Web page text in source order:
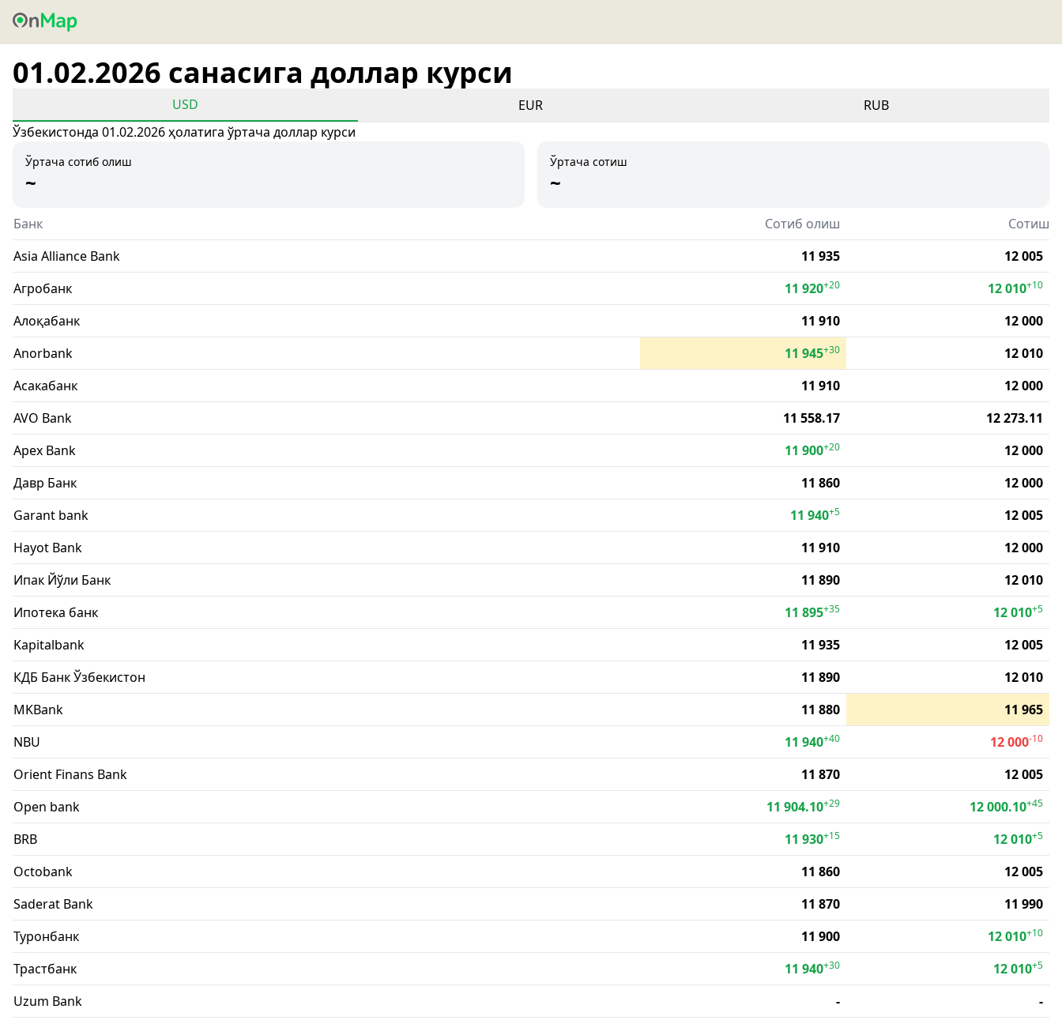
01.02.2026 санасига доллар курси
USD EUR
RUB
Ўзбекистонда 01.02.2026 ҳолатига ўртача доллар курси
Ўртача сотиб олиш
~
Ўртача сотиш
~
Банк Сотиб олиш
Сотиш
Asia Alliance Bank
11 935
12 005
Агробанк
11 920+20 12 010+10
Алоқабанк 11 910
12 000
Anorbank
11 945+30
12 010
Асакабанк
11 910
12 000
AVO Bank
11 558.17
12 273.11
Apex Bank
11 900+20
12 000
Давр Банк
11 860
12 000
Garant bank
11 940+5
12 005
Hayot Bank
11 910
12 000
Ипак Йўли Банк
11 890
12 010
Ипотека банк
11 895+35 12 010+5
Kapitalbank 11 935
12 005
КДБ Банк Ўзбекистон
11 890
12 010
MKBank
11 880
11 965
NBU
11 940+40 12 000-10
Orient Finans Bank 11 870
12 005
Open bank
11 904.10+29 12 000.10+45
BRB 11 930+15 12 010+5
Octobank 11 860
12 005
Saderat Bank
11 870
11 990
Туронбанк
11 900 12 010+10
Трастбанк 11 940+30 12 010+5
Uzum Bank -
-